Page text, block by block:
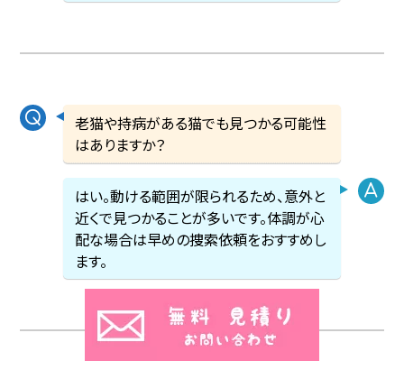
老猫や持病がある猫でも見つかる可能性
はありますか？
はい。動ける範囲が限られるため、意外と
近くで見つかることが多いです。体調が心
配な場合は早めの捜索依頼をおすすめし
ます。